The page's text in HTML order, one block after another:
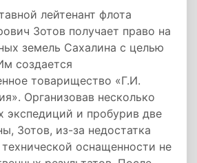
лейтенант флота
Зотов получает право на
земель Сахалина с целью
создается
товарищество «Г.И.
Организовав несколько
экспедиций и пробурив две
Зотов, из-за недостатка
оснащенности не